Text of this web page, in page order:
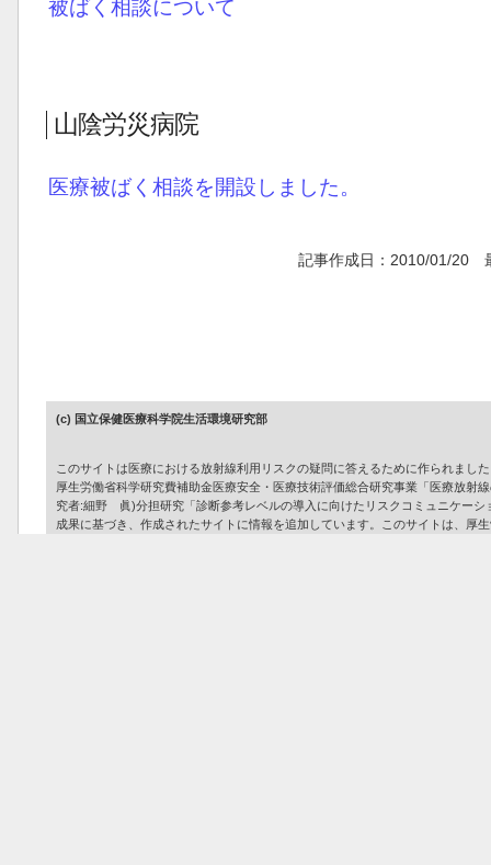
被ばく相談について
山陰労災病院
医療被ばく相談を開設しました。
記事作成日：2010/01/20
(c) 国立保健医療科学院生活環境研究部
このサイトは医療における放射線利用リスクの疑問に答えるために作られまし
厚生労働省科学研究費補助金医療安全・医療技術評価総合研究事業「医療放射
究者:細野 眞)分担研究「診断参考レベルの導入に向けたリスクコミュニケー
成果に基づき、作成されたサイトに情報を追加しています。このサイトは、厚